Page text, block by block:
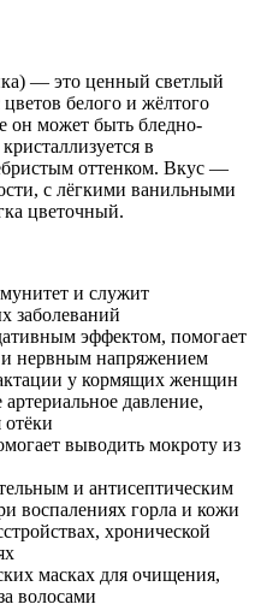
— это ценный светлый
белого и жёлтого
он может быть бледно-
в
оттенком. Вкус —
с лёгкими ванильными
цветочный.
и служит
заболеваний
эффектом, помогает
и нервным напряжением
у кормящих женщин
давление,
выводить мокроту из
и антисептическим
воспалениях горла и кожи
хронической
масках для очищения,
волосами